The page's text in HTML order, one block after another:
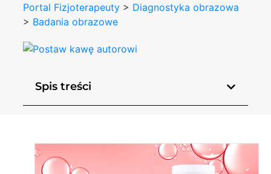
Portal Fizjoterapeuty > Diagnostyka obrazowa
> Badania obrazowe
Spis treści